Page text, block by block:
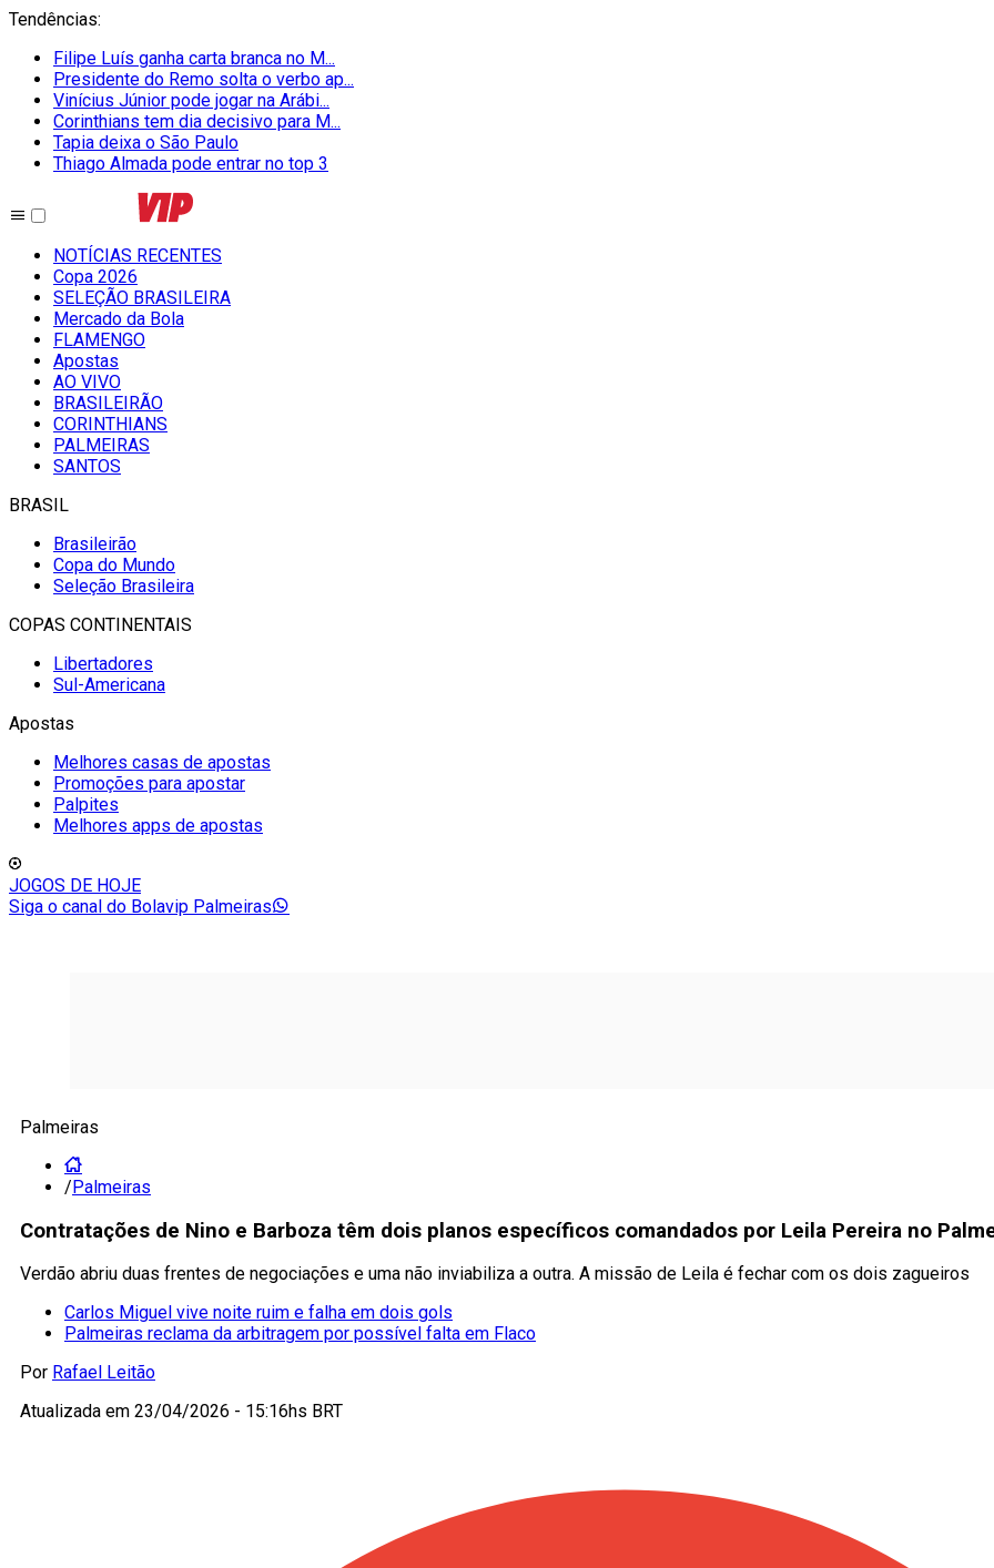
Tendências:
Filipe Luís ganha carta branca no M...
Presidente do Remo solta o verbo ap...
Vinícius Júnior pode jogar na Arábi...
Corinthians tem dia decisivo para M...
Tapia deixa o São Paulo
Thiago Almada pode entrar no top 3
NOTÍCIAS RECENTES
Copa 2026
SELEÇÃO BRASILEIRA
Mercado da Bola
FLAMENGO
Apostas
AO VIVO
BRASILEIRÃO
CORINTHIANS
PALMEIRAS
SANTOS
BRASIL
Brasileirão
Copa do Mundo
Seleção Brasileira
COPAS CONTINENTAIS
Libertadores
Sul-Americana
Apostas
Melhores casas de apostas
Promoções para apostar
Palpites
Melhores apps de apostas
JOGOS DE HOJE
Siga o canal do Bolavip Palmeiras
Palmeiras
/Palmeiras
Contratações de Nino e Barboza têm dois planos específicos comandados por Leila Pereira no
Verdão abriu duas frentes de negociações e uma não inviabiliza a outra. A missão de Leila é fechar com os dois zagueiros
Carlos Miguel vive noite ruim e falha em dois gols
Palmeiras reclama da arbitragem por possível falta em Flaco
Por Rafael Leitão
Atualizada em 23/04/2026 - 15:16hs BRT